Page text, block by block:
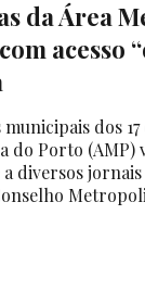
da Área
acesso
dos
do Porto (AMP)
a diversos